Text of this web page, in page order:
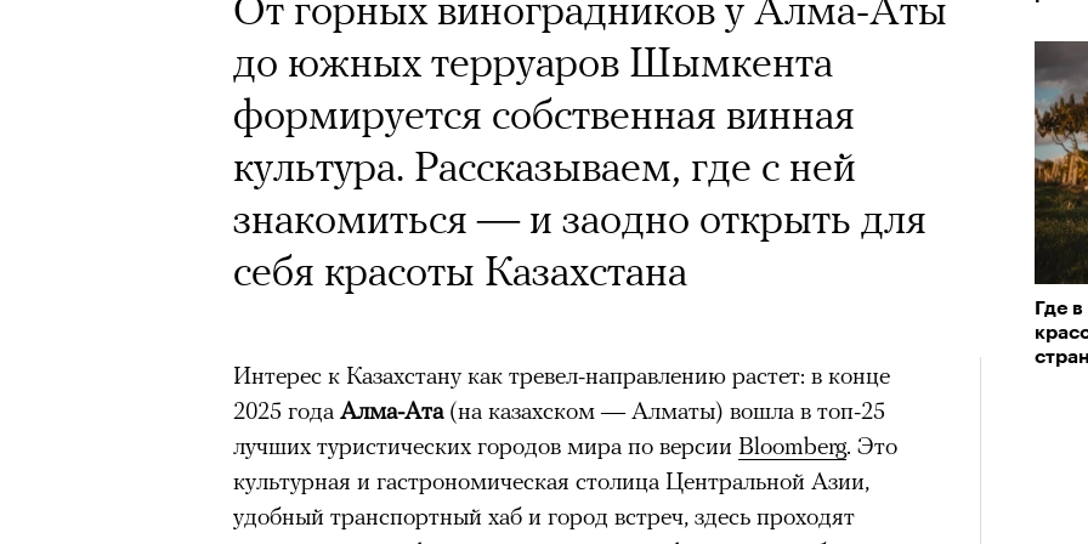
Где
«РБК
до южных терруаров Шымкента
формируется собственная винная
культура. Рассказываем, где с ней
знакомиться — и заодно открыть для
себя красоты Казахстана
Интерес к Казахстану как тревел-направлению растет: в конце
2025 года Алма-Ата(на казахском — Алматы) вошла в топ-25
лучших туристических городов мира по версии Bloomberg. Это
культурная и гастрономическая столица Центральной Азии,
удобный транспортный хаб и город встреч, здесь проходят
первых показах на остросоциальные
темы
Подписывайтесь на телеграм-канал «РБК Стиль»
Зеленые глаза» Фанни Лиатар и Жереми Труиля
«Бумажный тигр» Джеймса Грэя
«Охота» Уэйна Вапимуквы
Ретроспектива «Красное и черное: голливудские левые и черный